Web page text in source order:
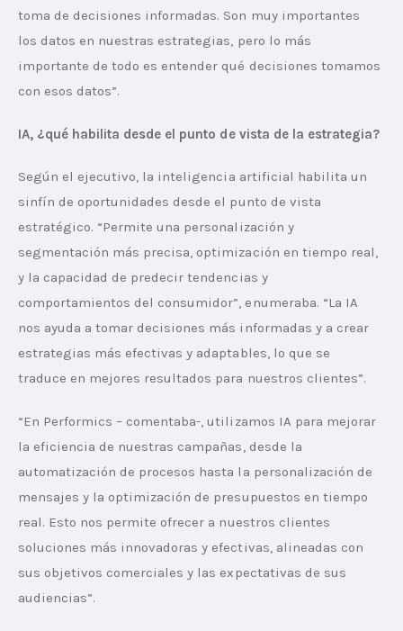
toma de decisiones informadas. Son muy importantes
los datos en nuestras estrategias, pero lo más
importante de todo es entender qué decisiones tomamos
con esos datos”.
IA, ¿qué habilita desde el punto de vista de la estrategia?
Según el ejecutivo, la inteligencia artificial habilita un
sinfín de oportunidades desde el punto de vista
estratégico. “Permite una personalización y
segmentación más precisa, optimización en tiempo real,
y la capacidad de predecir tendencias y
comportamientos del consumidor”, enumeraba. “La IA
nos ayuda a tomar decisiones más informadas y a crear
estrategias más efectivas y adaptables, lo que se
traduce en mejores resultados para nuestros clientes”.
“En Performics – comentaba-, utilizamos IA para mejorar
la eficiencia de nuestras campañas, desde la
automatización de procesos hasta la personalización de
mensajes y la optimización de presupuestos en tiempo
real. Esto nos permite ofrecer a nuestros clientes
soluciones más innovadoras y efectivas, alineadas con
sus objetivos comerciales y las expectativas de sus
audiencias”.